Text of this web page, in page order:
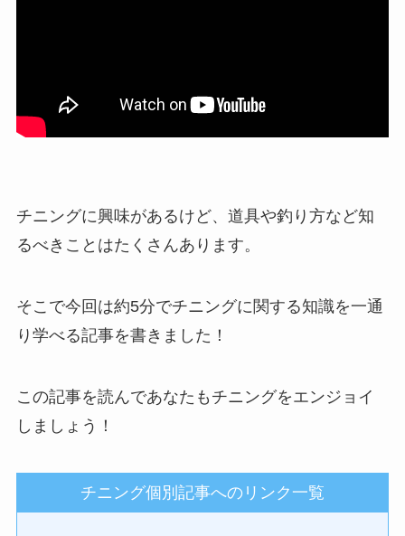
チニングに興味があるけど、道具や釣り方など知
るべきことはたくさんあります。
そこで今回は約5分でチニングに関する知識を一通
り学べる記事を書きました！
この記事を読んであなたもチニングをエンジョイ
しましょう！
チニング個別記事へのリンク一覧